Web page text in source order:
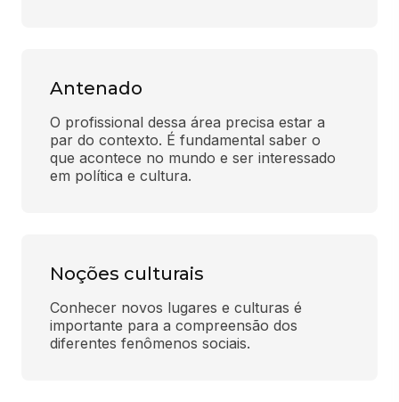
Antenado
O profissional dessa área precisa estar a
par do contexto. É fundamental saber o
que acontece no mundo e ser interessado
em política e cultura.
Noções culturais
Conhecer novos lugares e culturas é
importante para a compreensão dos
diferentes fenômenos sociais.